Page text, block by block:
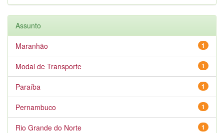
Assunto
1
Maranhão
1
Modal de Transporte
1
Paraíba
1
Pernambuco
1
Rio Grande do Norte